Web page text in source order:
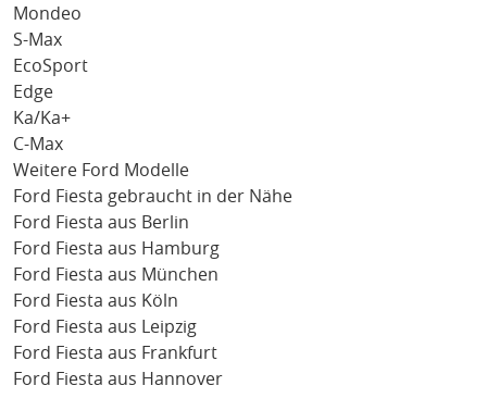
Mondeo
S-Max
EcoSport
Edge
Ka/Ka+
C-Max
Weitere Ford Modelle
Ford Fiesta gebraucht in der Nähe
Ford Fiesta aus Berlin
Ford Fiesta aus Hamburg
Ford Fiesta aus München
Ford Fiesta aus Köln
Ford Fiesta aus Leipzig
Ford Fiesta aus Frankfurt
Ford Fiesta aus Hannover